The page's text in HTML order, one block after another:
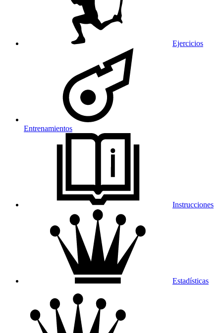
Ejercicios
Entrenamientos
Instrucciones
Estadísticas